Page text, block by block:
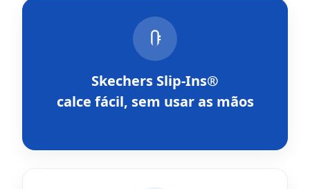
Skechers Slip-Ins®
calce fácil, sem usar as mãos